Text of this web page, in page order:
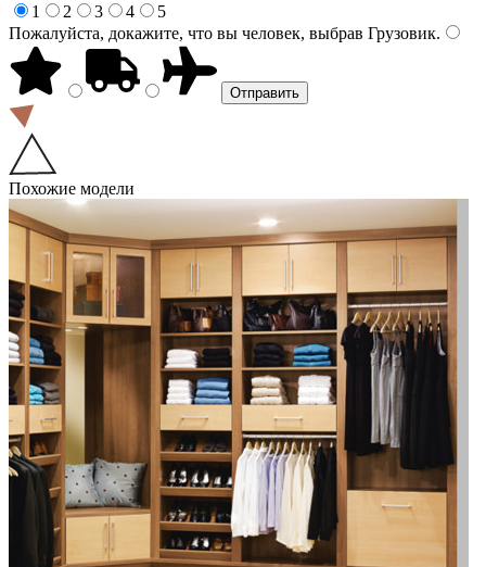
1
2 3 4
5
Пожалуйста, докажите, что вы человек, выбрав Грузовик.
Похожие модели